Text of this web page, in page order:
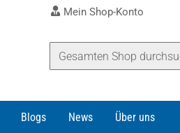
Mein Shop-Konto
Blogs News Über uns